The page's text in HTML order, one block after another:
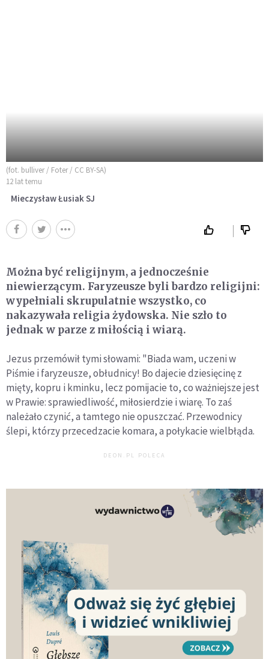
(fot. bulliver / Foter / CC BY-SA)
12 lat temu
Mieczysław Łusiak SJ
Można być religijnym, a jednocześnie
niewierzącym. Faryzeusze byli bardzo religijni:
wypełniali skrupulatnie wszystko, co
nakazywała religia żydowska. Nie szło to
jednak w parze z miłością i wiarą.
Jezus przemówił tymi słowami: "Biada wam, uczeni w
Piśmie i faryzeusze, obłudnicy! Bo dajecie dziesięcinę z
mięty, kopru i kminku, lecz pomijacie to, co ważniejsze jest
w Prawie: sprawiedliwość, miłosierdzie i wiarę. To zaś
należało czynić, a tamtego nie opuszczać. Przewodnicy
ślepi, którzy przecedzacie komara, a połykacie wielbłąda.
DEON.PL POLECA